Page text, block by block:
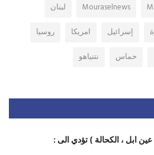
Mouraselnews
لبنان
إسرائيل امريكا
روسيا
حماس نتنياهو
ابل ، الكحالة ) تؤدي الى :